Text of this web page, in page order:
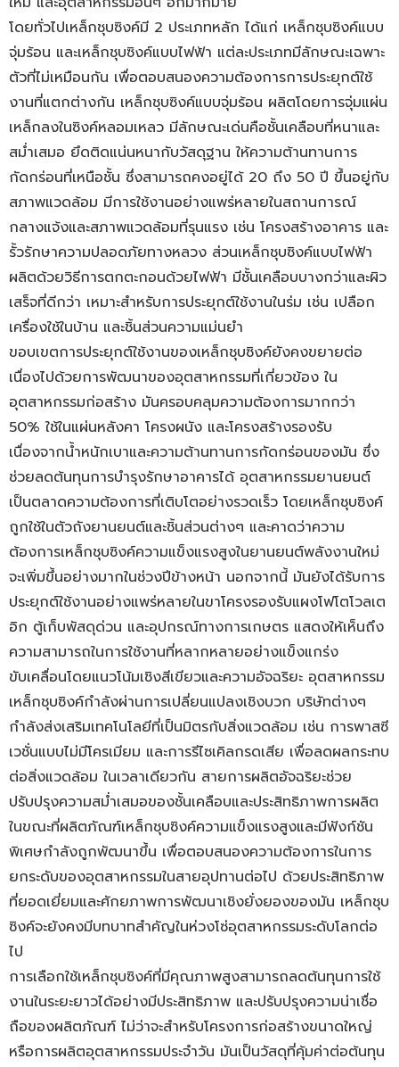
โดยทั่วไปเหล็กชุบซิงค์มี 2 ประเภทหลัก ได้แก่ เหล็กชุบซิงค์แบบ
จุ่มร้อน และเหล็กชุบซิงค์แบบไฟฟ้า แต่ละประเภทมีลักษณะเฉพาะ
ตัวที่ไม่เหมือนกัน เพื่อตอบสนองความต้องการการประยุกต์ใช้
งานที่แตกต่างกัน เหล็กชุบซิงค์แบบจุ่มร้อน ผลิตโดยการจุ่มแผ่น
เหล็กลงในซิงค์หลอมเหลว มีลักษณะเด่นคือชั้นเคลือบที่หนาและ
สม่ำเสมอ ยึดติดแน่นหนากับวัสดุฐาน ให้ความต้านทานการ
กัดกร่อนที่เหนือชั้น ซึ่งสามารถคงอยู่ได้ 20 ถึง 50 ปี ขึ้นอยู่กับ
สภาพแวดล้อม มีการใช้งานอย่างแพร่หลายในสถานการณ์
กลางแจ้งและสภาพแวดล้อมที่รุนแรง เช่น โครงสร้างอาคาร และ
รั้วรักษาความปลอดภัยทางหลวง ส่วนเหล็กชุบซิงค์แบบไฟฟ้า
ผลิตด้วยวิธีการตกตะกอนด้วยไฟฟ้า มีชั้นเคลือบบางกว่าและผิว
เสร็จที่ดีกว่า เหมาะสำหรับการประยุกต์ใช้งานในร่ม เช่น เปลือก
เครื่องใช้ในบ้าน และชิ้นส่วนความแม่นยำ
ขอบเขตการประยุกต์ใช้งานของเหล็กชุบซิงค์ยังคงขยายต่อ
เนื่องไปด้วยการพัฒนาของอุตสาหกรรมที่เกี่ยวข้อง ใน
อุตสาหกรรมก่อสร้าง มันครอบคลุมความต้องการมากกว่า
50% ใช้ในแผ่นหลังคา โครงผนัง และโครงสร้างรองรับ
เนื่องจากน้ำหนักเบาและความต้านทานการกัดกร่อนของมัน ซึ่ง
ช่วยลดต้นทุนการบำรุงรักษาอาคารได้ อุตสาหกรรมยานยนต์
เป็นตลาดความต้องการที่เติบโตอย่างรวดเร็ว โดยเหล็กชุบซิงค์
ถูกใช้ในตัวถังยานยนต์และชิ้นส่วนต่างๆ และคาดว่าความ
ต้องการเหล็กชุบซิงค์ความแข็งแรงสูงในยานยนต์พลังงานใหม่
จะเพิ่มขึ้นอย่างมากในช่วงปีข้างหน้า นอกจากนี้ มันยังได้รับการ
ประยุกต์ใช้งานอย่างแพร่หลายในขาโครงรองรับแผงโฟโตโวลเต
อิก ตู้เก็บพัสดุด่วน และอุปกรณ์ทางการเกษตร แสดงให้เห็นถึง
ความสามารถในการใช้งานที่หลากหลายอย่างแข็งแกร่ง
ขับเคลื่อนโดยแนวโน้มเชิงสีเขียวและความอัจฉริยะ อุตสาหกรรม
เหล็กชุบซิงค์กำลังผ่านการเปลี่ยนแปลงเชิงบวก บริษัทต่างๆ
กำลังส่งเสริมเทคโนโลยีที่เป็นมิตรกับสิ่งแวดล้อม เช่น การพาสซี
เวชั่นแบบไม่มีโครเมียม และการรีไซเคิลกรดเสีย เพื่อลดผลกระทบ
ต่อสิ่งแวดล้อม ในเวลาเดียวกัน สายการผลิตอัจฉริยะช่วย
ปรับปรุงความสม่ำเสมอของชั้นเคลือบและประสิทธิภาพการผลิต
ในขณะที่ผลิตภัณฑ์เหล็กชุบซิงค์ความแข็งแรงสูงและมีฟังก์ชัน
พิเศษกำลังถูกพัฒนาขึ้น เพื่อตอบสนองความต้องการในการ
ยกระดับของอุตสาหกรรมในสายอุปทานต่อไป ด้วยประสิทธิภาพ
ที่ยอดเยี่ยมและศักยภาพการพัฒนาเชิงยั่งยองของมัน เหล็กชุบ
ซิงค์จะยังคงมีบทบาทสำคัญในห่วงโซ่อุตสาหกรรมระดับโลกต่อ
ไป
การเลือกใช้เหล็กชุบซิงค์ที่มีคุณภาพสูงสามารถลดต้นทุนการใช้
งานในระยะยาวได้อย่างมีประสิทธิภาพ และปรับปรุงความน่าเชื่อ
ถือของผลิตภัณฑ์ ไม่ว่าจะสำหรับโครงการก่อสร้างขนาดใหญ่
หรือการผลิตอุตสาหกรรมประจำวัน มันเป็นวัสดุที่คุ้มค่าต่อต้นทุน